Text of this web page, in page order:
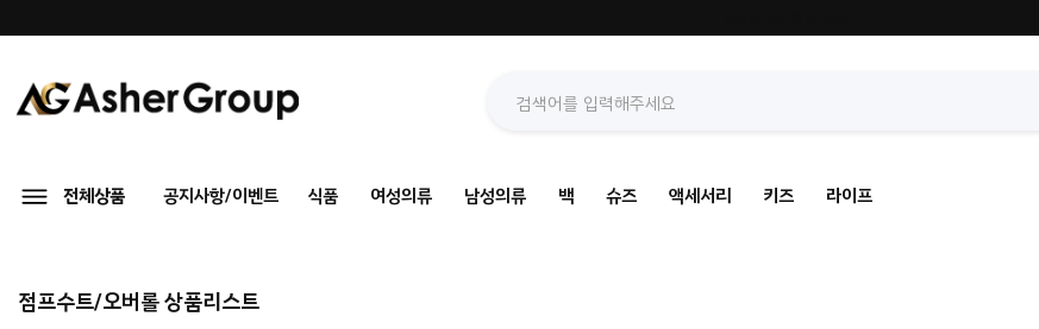
전체상품 공지사항/이벤트 식품 여성의류 남성의류 백 슈즈 액세서리 키즈 라이프
점프수트/오버롤 상품리스트